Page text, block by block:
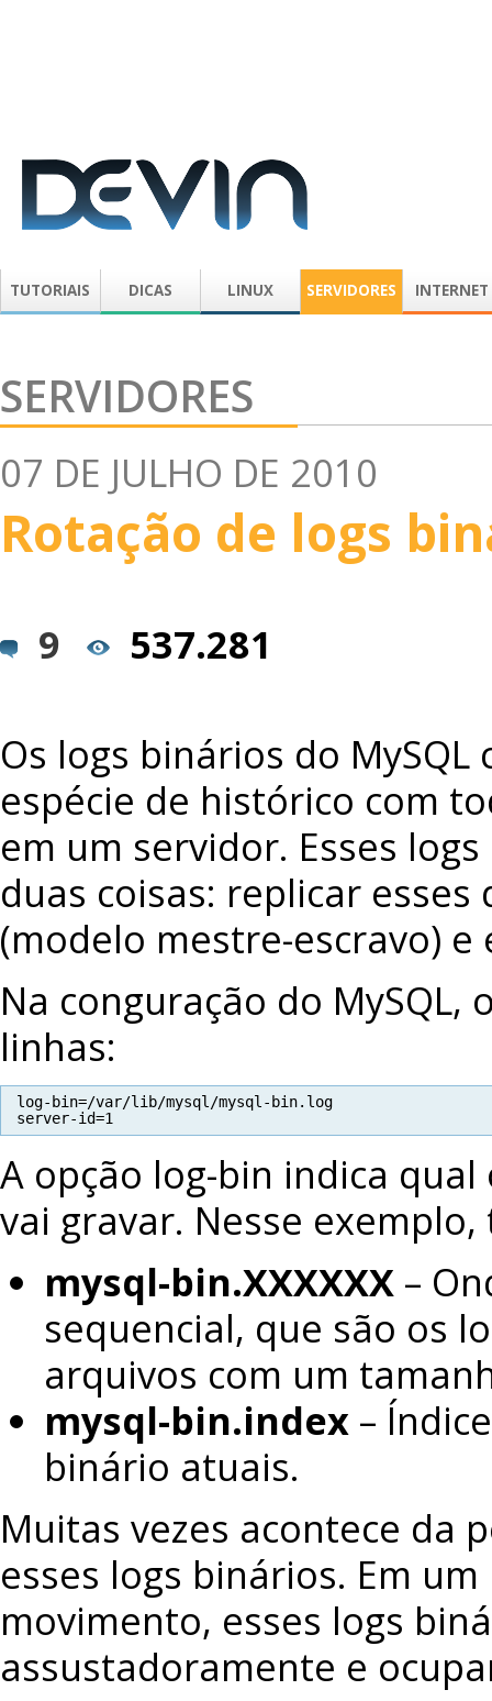
TUTORIAIS DICAS LINUX SERVIDORES INTERNET
SERVIDORES
07 DE JULHO DE 2010
Rotação de logs
9 537.281
Os logs binários do
espécie de histórico com
em um servidor. Esses
duas coisas: replicar
(modelo mestre-escravo)
Na configuração do
linhas:
log-bin=/var/lib/mysql/mysql-bin.log
server-id=1
A opção log-bin indica
vai gravar. Nesse
mysql-bin.XXXXXX –
sequencial, que são os
arquivos com um
mysql-bin.index –
binário atuais.
Muitas vezes acontece da
esses logs binários. Em
movimento, esses logs
assustadoramente e